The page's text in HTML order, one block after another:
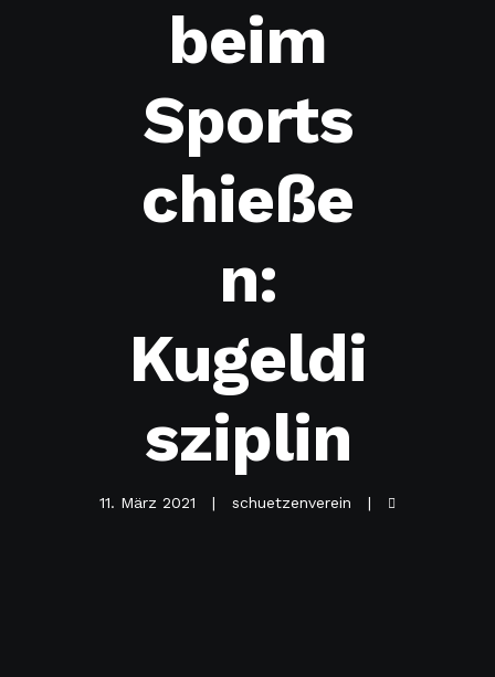
beim
Sports
chieße
n:
Kugeldi
sziplin
11. März 2021 schuetzenverein